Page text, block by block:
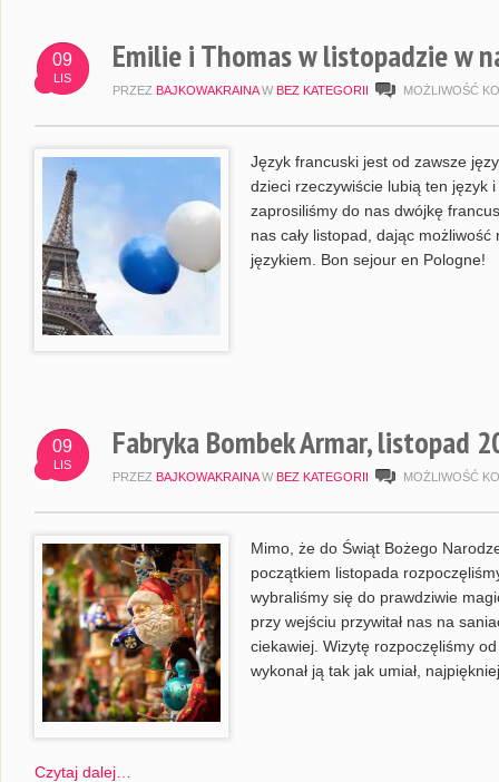
09
LIS
Emilie i Thomas w listopadzie w
PRZEZ BAJKOWAKRAINA W BEZ KATEGORII MOŻLIWOŚĆ
Język francuski jest od zawsze
dzieci rzeczywiście lubią ten język
zaprosiliśmy do nas dwójkę
nas cały listopad, dając
językiem. Bon sejour en Pologne!
09
LIS
Fabryka Bombek Armar, listopad
PRZEZ BAJKOWAKRAINA W BEZ KATEGORII MOŻLIWOŚĆ
Mimo, że do Świąt Bożego
początkiem listopada
wybraliśmy się do prawdziwie
przy wejściu przywitał nas na
ciekawiej. Wizytę rozpoczęliśmy
wykonał ją tak jak umiał,
Czytaj dalej…